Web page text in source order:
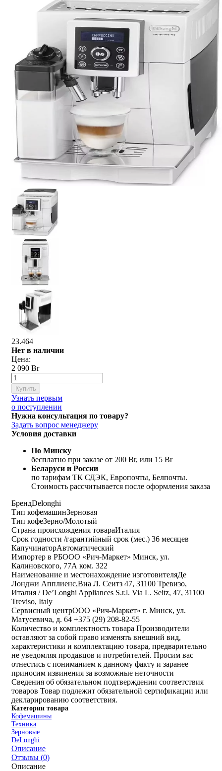
23.464
Нет в наличии
Цена:
2 090 Br
Купить
Узнать первым
о поступлении
Нужна консультация по товару?
Задать вопрос менеджеру
Условия доставки
По Минску
бесплатно при заказе от 200 Br, или 15 Br
Беларуси и России
по тарифам ТК СДЭК, Европочты, Белпочты.
Стоимость рассчитывается после оформления заказа
БрендDelonghi
Тип кофемашинЗерновая
Тип кофеЗерно/Молотый
Страна происхождения товараИталия
Срок годности /гарантийный срок (мес.) 36 месяцев
КапучинаторАвтоматический
Импортер в РБООО «Рич-Маркет» Минск, ул.
Калиновского, 77А ком. 322
Наименование и местонахождение изготовителяДе
Лонджи Апплиенс,Виа Л. Сеитз 47, 31100 Тревизо,
Италия / De’Longhi Appliances S.r.l. Via L. Seitz, 47, 31100
Treviso, Italy
Cервисный центрООО «Рич-Маркет» г. Минск, ул.
Матусевича, д. 64 +375 (29) 208-82-55
Количество и комплектность товара Производители
оставляют за собой право изменять внешний вид,
характеристики и комплектацию товара, предварительно
не уведомляя продавцов и потребителей. Просим вас
отнестись с пониманием к данному факту и заранее
приносим извинения за возможные неточности
Сведения об обязательном подтверждении соответствия
товаров Товар подлежит обязательной сертификации или
декларированию соответствия.
Категории товара
Кофемашины
Техника
Зерновые
DeLonghi
Описание
Отзывы (0)
Описание